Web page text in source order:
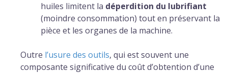
huiles limitent la déperdition du lubrifiant
(moindre consommation) tout en préservant la
pièce et les organes de la machine.
Outre l’usure des outils, qui est souvent une
composante significative du coût d’obtention d’une